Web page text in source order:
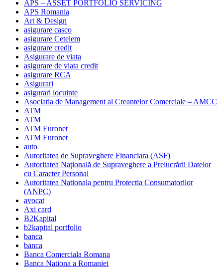
APS – ASSET PORTFOLIO SERVICING
APS Romania
Art & Design
asigurare casco
asigurare Cetelem
asigurare credit
Asigurare de viata
asigurare de viata credit
asigurare RCA
Asigurari
asigurari locuinte
Asociatia de Management al Creantelor Comerciale – AMCC
ATM
ATM
ATM Euronet
ATM Euronet
auto
Autoritatea de Supraveghere Financiara (ASF)
Autoritatea Naţională de Supraveghere a Prelucrării Datelor
cu Caracter Personal
Autoritatea Nationala pentru Protectia Consumatorilor
(ANPC)
avocat
Axi card
B2Kapital
b2kapital portfolio
banca
banca
Banca Comerciala Romana
Banca Nationa a Romaniei